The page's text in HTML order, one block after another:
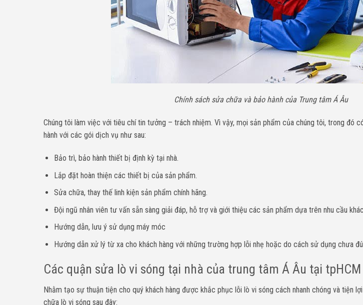
Chính sách sửa chữa và bảo hành của Trung tâm Á Âu
Chúng tôi làm việc với tiêu chí tin tưởng – trách nhiệm. Vì vậy, mọi sản phẩm của chúng tôi, trong đó
hành với các gói dịch vụ như sau:
Bảo trì, bảo hành thiết bị định kỳ tại nhà.
Lắp đặt hoàn thiện các thiết bị của sản phẩm.
Sửa chữa, thay thế linh kiện sản phẩm chính hãng.
Đội ngũ nhân viên tư vấn sẵn sàng giải đáp, hỗ trợ và giới thiệu các sản phẩm dựa trên nhu cầu
Hướng dẫn, lưu ý sử dụng máy móc
Hướng dẫn xử lý từ xa cho khách hàng với những trường hợp lỗi nhẹ hoặc do cách sử dụng chưa
Các quận sửa lò vi sóng tại nhà của trung tâm Á Âu tại tpHCM
Nhằm tạo sự thuận tiện cho quý khách hàng được khắc phục lỗi lò vi sóng cách nhanh chóng và tiện
chữa lò vi sóng sau đây: